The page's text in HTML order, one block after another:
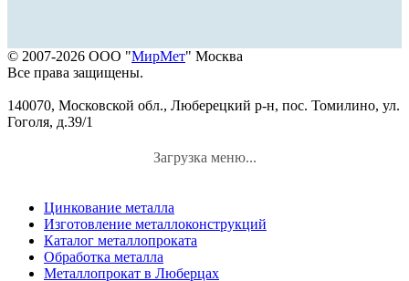
© 2007-2026 ООО "МирМет" Москва
Все права защищены.
140070, Московской обл., Люберецкий р-н, пос. Томилино, ул.
Гоголя, д.39/1
Загрузка меню...
Цинкование металла
Изготовление металлоконструкций
Каталог металлопроката
Обработка металла
Металлопрокат в Люберцах